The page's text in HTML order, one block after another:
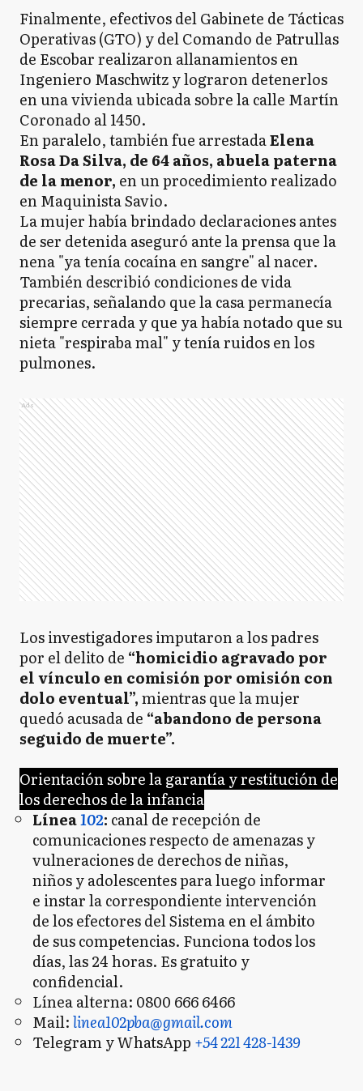
Finalmente, efectivos del Gabinete de Tácticas
Operativas (GTO) y del Comando de Patrullas
de Escobar realizaron allanamientos en
Ingeniero Maschwitz y lograron detenerlos
en una vivienda ubicada sobre la calle Martín
Coronado al 1450.
En paralelo, también fue arrestadaElena
Rosa Da Silva, de 64 años, abuela paterna
de la menor, en un procedimiento realizado
en Maquinista Savio.
La mujer había brindado declaraciones antes
de ser detenida aseguró ante la prensa que la
nena "ya tenía cocaína en sangre" al nacer.
También describió condiciones de vida
precarias, señalando que la casa permanecía
siempre cerrada y que ya había notado que su
nieta "respiraba mal" y tenía ruidos en los
pulmones.
Ads
Los investigadores imputaron a los padres
por el delito de “homicidio agravado por
el vínculo en comisión por omisión con
dolo eventual”,mientras que la mujer
quedó acusada de “abandono de persona
seguido de muerte”.
Orientación sobre la garantía y restitución de
los derechos de la infancia
Línea102: canal de recepción de
comunicaciones respecto de amenazas y
vulneraciones de derechos de niñas,
niños y adolescentes para luego informar
e instar la correspondiente intervención
de los efectores del Sistema en el ámbito
de sus competencias. Funciona todos los
días, las 24 horas. Es gratuito y
confidencial.
Línea alterna: 0800 666 6466
Mail:linea102pba@gmail.com
Telegram y WhatsApp +54 221 428-1439